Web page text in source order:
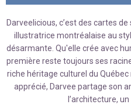
Darveelicious, c’est des cartes
illustratrice montréalaise au
désarmante. Qu'e lle crée avec
première reste toujours ses
riche héritage culturel du
apprécié, Darvee partage son
l’architecture,